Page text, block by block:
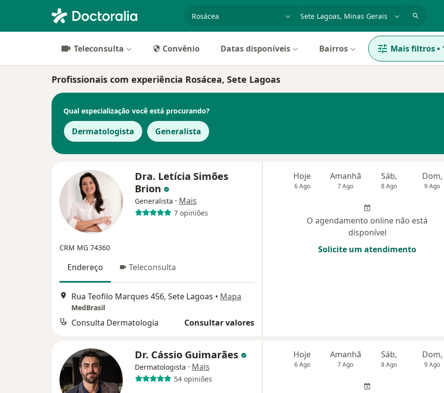
especialidade, doença ou nome
Teleconsulta Convênio Datas disponíveis Bairros Mais filtros•
Profissionais com experiência Rosácea, Sete Lagoas
Qual especialização você está procurando?
Dermatologista Generalista
Dra. Letícia Simões
Brion
Generalista · Mais
7 opiniões
CRM MG 74360
Endereço Teleconsulta
Rua Teofilo Marques 456, Sete Lagoas • Mapa
MedBrasil
Consulta Dermatologia Consultar valores
Hoje
6 Ago
Amanhã
7 Ago
Sáb,
8 Ago
Dom,
9 Ago
O agendamento online não está
disponível
Solicite um atendimento
Dr. Cássio Guimarães
Dermatologista · Mais
54 opiniões
Hoje
6 Ago
Amanhã
7 Ago
Sáb,
8 Ago
Dom,
9 Ago